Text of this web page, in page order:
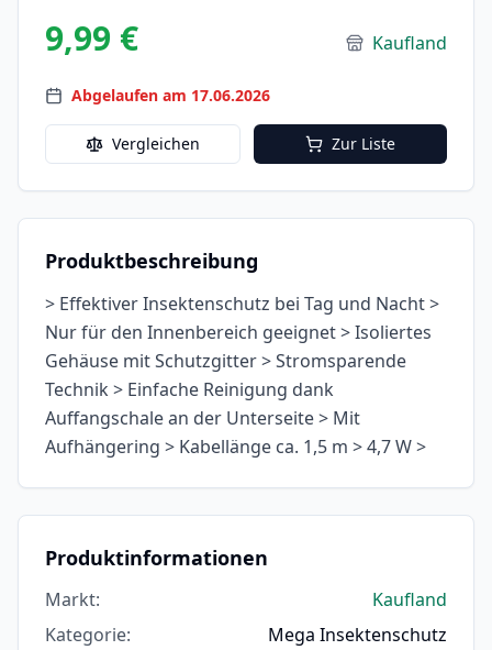
9,99 € Kaufland
Abgelaufen am 17.06.2026
Vergleichen Zur Liste
Produktbeschreibung
> Effektiver Insektenschutz bei Tag und Nacht >
Nur für den Innenbereich geeignet > Isoliertes
Gehäuse mit Schutzgitter > Stromsparende
Technik > Einfache Reinigung dank
Auffangschale an der Unterseite > Mit
Aufhängering > Kabellänge ca. 1,5 m > 4,7 W >
Produktinformationen
Markt:
Kaufland
Kategorie: Mega Insektenschutz